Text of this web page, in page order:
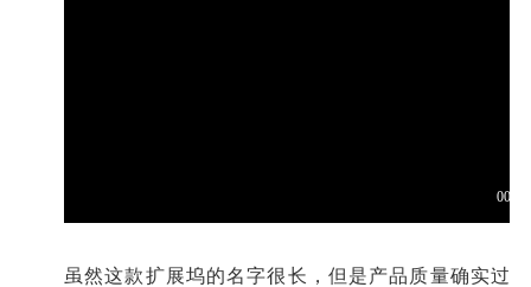
虽然这款扩展坞的名字很长，但是产品质量确实过